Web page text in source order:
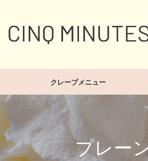
クレープメニュー
プレー